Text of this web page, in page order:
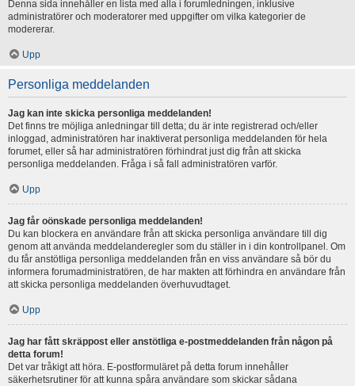
Denna sida innehåller en lista med alla i forumledningen, inklusive
administratörer och moderatorer med uppgifter om vilka kategorier de
modererar.
Upp
Personliga meddelanden
Jag kan inte skicka personliga meddelanden!
Det finns tre möjliga anledningar till detta; du är inte registrerad och/eller
inloggad, administratören har inaktiverat personliga meddelanden för hela
forumet, eller så har administratören förhindrat just dig från att skicka
personliga meddelanden. Fråga i så fall administratören varför.
Upp
Jag får oönskade personliga meddelanden!
Du kan blockera en användare från att skicka personliga användare till dig
genom att använda meddelanderegler som du ställer in i din kontrollpanel. Om
du får anstötliga personliga meddelanden från en viss användare så bör du
informera forumadministratören, de har makten att förhindra en användare från
att skicka personliga meddelanden överhuvudtaget.
Upp
Jag har fått skräppost eller anstötliga e-postmeddelanden från någon på
detta forum!
Det var tråkigt att höra. E-postformuläret på detta forum innehåller
säkerhetsrutiner för att kunna spåra användare som skickar sådana